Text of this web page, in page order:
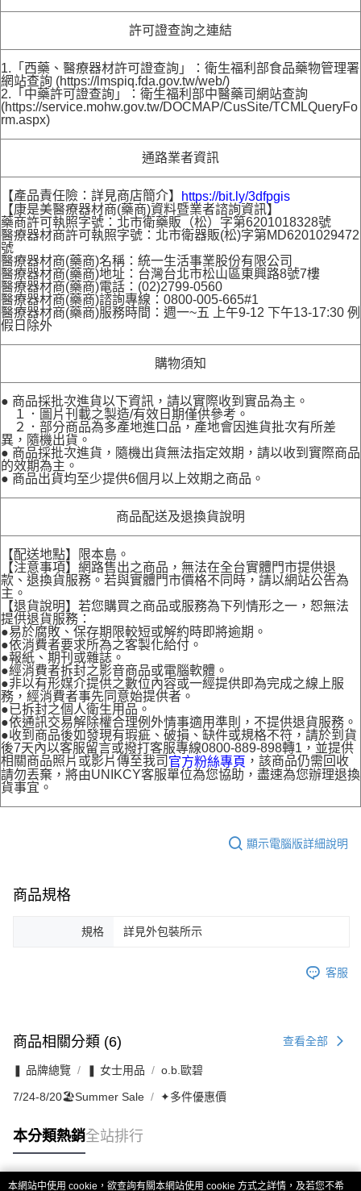
許可證查詢之連結
1.「西藥、醫療器材許可證查詢」：衛生福利部食品藥物管理署
網站查詢 (https://lmspiq.fda.gov.tw/web/)
2.「中藥許可證查詢」：衛生福利部中醫藥司網站查詢
(https://service.mohw.gov.tw/DOCMAP/CusSite/TCMLQueryFo
rm.aspx)
通路業者資訊
【產品責任險：詳見商店簡介】
https://bit.ly/3dfpgis
【康是美醫療器材商(藥商)資料暨業者諮詢資訊】
藥商許可執照字號：北市衛藥販（松）字第6201018328號
醫療器材商許可執照字號：北市衛器販(松)字第MD6201029472
號
醫療器材商(藥商)名稱：統一生活事業股份有限公司
醫療器材商(藥商)地址：台灣台北市松山區東興路8號7樓
醫療器材商(藥商)電話：(02)2799-0560
醫療器材商(藥商)諮詢專線：0800-005-665#1
醫療器材商(藥商)服務時間：週一~五 上午9-12 下午13-17:30 例
假日除外
購物須知
● 商品採批次進貨以下資訊，請以實際收到實品為主。
１．圖片刊載之製造/有效日期僅供參考。
２．部分商品為多產地進口品，產地會因進貨批次有所差
異，隨機出貨。
● 商品採批次進貨，隨機出貨無法指定效期，請以收到實際商品
的效期為主。
● 商品出貨均至少提供6個月以上效期之商品。
商品配送及退換貨說明
【配送地點】限本島。
【注意事項】網路售出之商品，無法在全台實體門市提供退
款、退換貨服務。若與實體門市價格不同時，請以網站公告為
主。
【退貨說明】若您購買之商品或服務為下列情形之一，恕無法
提供退貨服務：
●易於腐敗、保存期限較短或解約時即將逾期。
●依消費者要求所為之客製化給付。
●報紙、期刊或雜誌。
●經消費者拆封之影音商品或電腦軟體。
●非以有形媒介提供之數位內容或一經提供即為完成之線上服
務，經消費者事先同意始提供者。
●已拆封之個人衛生用品。
●依通訊交易解除權合理例外情事適用準則，不提供退貨服務。
●收到商品後如發現有瑕疵、破損、缺件或規格不符，請於到貨
後7天內以客服留言或撥打客服專線0800-889-898轉1，並提供
相關商品照片或影片傳至我司 官方粉絲專頁 ，該商品仍需回收
請勿丟棄，將由UNIKCY客服單位為您協助，盡速為您辦理退換
貨事宜。
顯示電腦版詳細說明
商品規格
規格 詳見外包裝所示
客服
商品相關分類 (6) 查看全部
❚ 品牌總覽 ❚ 女士用品 o.b.歐碧
7/24-8/20🏖️Summer Sale ✦多件優惠價
本分類熱銷全站排行
本網站中使用 cookie，欲查詢有關本網站使用 cookie 方式之詳情，及若您不希